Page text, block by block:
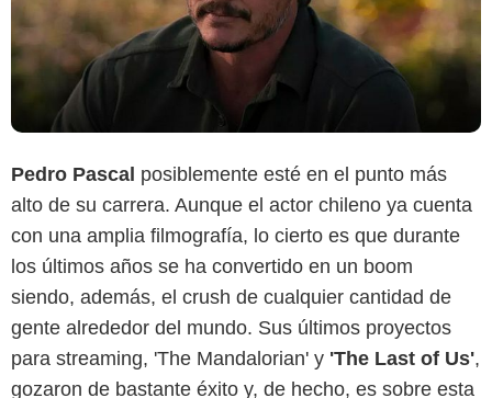
Pedro Pascal posiblemente esté en el punto más
alto de su carrera. Aunque el actor chileno ya cuenta
con una amplia filmografía, lo cierto es que durante
los últimos años se ha convertido en un boom
siendo, además, el crush de cualquier cantidad de
gente alrededor del mundo. Sus últimos proyectos
para streaming, 'The Mandalorian' y 'The Last of Us',
gozaron de bastante éxito y, de hecho, es sobre esta